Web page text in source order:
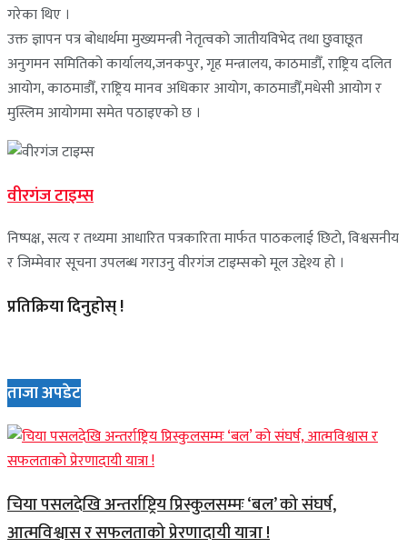
गरेका थिए ।
उक्त ज्ञापन पत्र बोधार्थमा मुख्यमन्त्री नेतृत्वको जातीयविभेद तथा छुवाछूत
अनुगमन समितिको कार्यालय,जनकपुर, गृह मन्त्रालय, काठमाडौँ, राष्ट्रिय दलित
आयोग, काठमाडौँ, राष्ट्रिय मानव अधिकार आयोग, काठमाडौँ,मधेसी आयोग र
मुस्लिम आयोगमा समेत पठाइएको छ ।
वीरगंज टाइम्स
निष्पक्ष, सत्य र तथ्यमा आधारित पत्रकारिता मार्फत पाठकलाई छिटो, विश्वसनीय
र जिम्मेवार सूचना उपलब्ध गराउनु वीरगंज टाइम्सको मूल उद्देश्य हो ।
प्रतिक्रिया दिनुहोस् !
ताजा अपडेट
चिया पसलदेखि अन्तर्राष्ट्रिय प्रिस्कुलसम्मः ‘बल’ को संघर्ष,
आत्मविश्वास र सफलताको प्रेरणादायी यात्रा !